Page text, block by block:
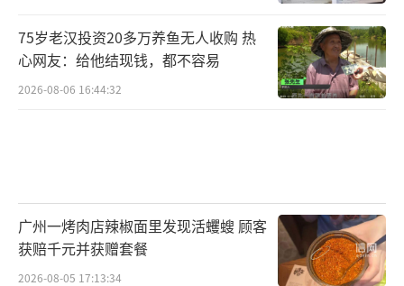
75岁老汉投资20多万养鱼无人收购 热
心网友：给他结现钱，都不容易
2026-08-06 16:44:32
广州一烤肉店辣椒面里发现活蠼螋 顾客
获赔千元并获赠套餐
2026-08-05 17:13:34